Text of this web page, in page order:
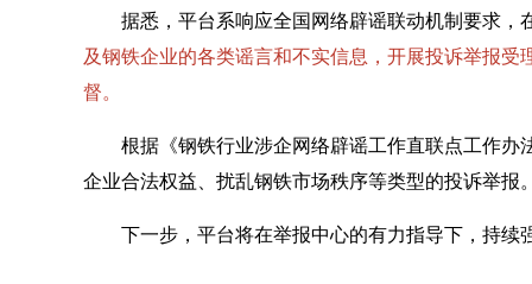
据悉，平台系响应全国网络辟谣联动机制要求，
及钢铁企业的各类谣言和不实信息，开展投诉举报
督。
根据《钢铁行业涉企网络辟谣工作直联点工作办
企业合法权益、扰乱钢铁市场秩序等类型的投诉举报
下一步，平台将在举报中心的有力指导下，持续